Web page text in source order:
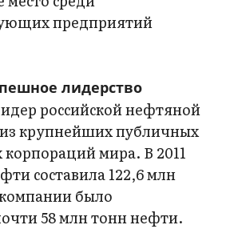
предприятий
лидерство
российской нефтяной
крупнейших публичных
корпораций мира. В 2011
составила 122,6 млн
было
58 млн тонн нефти.